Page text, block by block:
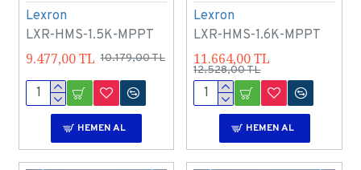
Lexron
LXR-HMS-1.5K-MPPT
9.477,00 TL 10.179,00 TL
HEMEN AL
Lexron
LXR-HMS-1.6K-MPPT
11.664,00 TL
12.528,00 TL
HEMEN AL